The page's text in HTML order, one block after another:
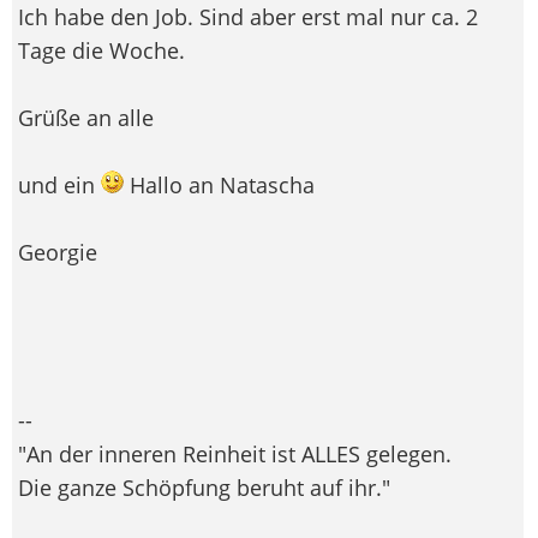
Ich habe den Job. Sind aber erst mal nur ca. 2
Tage die Woche.
Grüße an alle
und ein Hallo an Natascha
Georgie
--
"An der inneren Reinheit ist ALLES gelegen.
Die ganze Schöpfung beruht auf ihr."